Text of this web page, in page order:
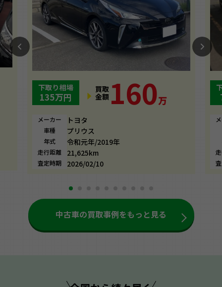
下取り相場
135万円
買取
金額 160万
メーカー トヨタ
車種 プリウス
年式 令和元年/2019年
走行距離 21,625km
査定時期 2026/02/10
中古車の買取事例をもっと見る